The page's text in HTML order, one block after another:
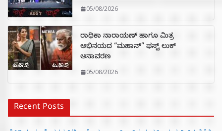
05/08/2026
ರಾಧಿಕಾ ನಾರಾಯಣ್ ಹಾಗೂ ಮಿತ್ರ
ಅಭಿನಯದ “ಮಹಾನ್” ಫಸ್ಟ್ ಲುಕ್
ಅನಾವರಣ
05/08/2026
Recent Posts